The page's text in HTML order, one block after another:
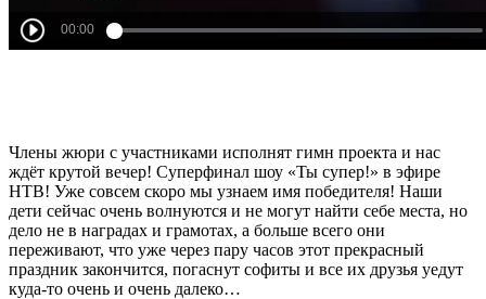
Члены жюри с участниками исполнят гимн проекта и нас
ждёт крутой вечер! Суперфинал шоу «Ты супер!» в эфире
НТВ! Уже совсем скоро мы узнаем имя победителя! Наши
дети сейчас очень волнуются и не могут найти себе места, но
дело не в наградах и грамотах, а больше всего они
переживают, что уже через пару часов этот прекрасный
праздник закончится, погаснут софиты и все их друзья уедут
куда-то очень и очень далеко…